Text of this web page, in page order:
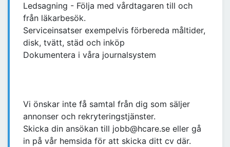
Ledsagning - Följa med vårdtagaren till och
från läkarbesök.
Serviceinsatser exempelvis förbereda måltider,
disk, tvätt, städ och inköp
Dokumentera i våra journalsystem
Vi önskar inte få samtal från dig som säljer
annonser och rekryteringstjänster.
Skicka din ansökan till jobb@hcare.se eller gå
in på vår hemsida för att skicka ditt cv där.